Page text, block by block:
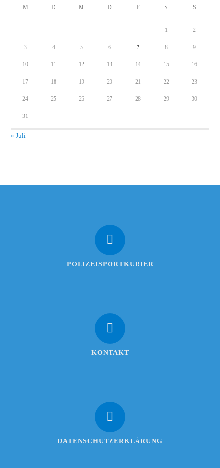
M D M D F S S
1 2
3 4 5 6 7 8 9
10 11 12 13 14 15 16
17 18 19 20 21 22 23
24 25 26 27 28 29 30
31
« Juli
POLIZEISPORTKURIER
KONTAKT
DATENSCHUTZERKLÄRUNG